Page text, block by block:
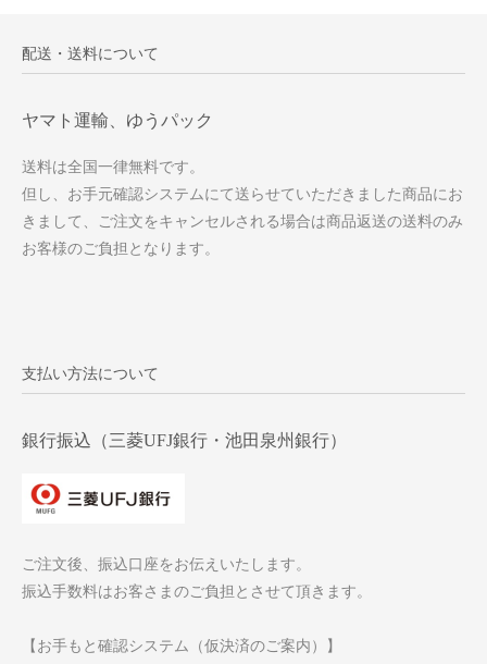
配送・送料について
ヤマト運輸、ゆうパック
送料は全国一律無料です。
但し、お手元確認システムにて送らせていただきました商品にお
きまして、ご注文をキャンセルされる場合は商品返送の送料のみ
お客様のご負担となります。
支払い方法について
銀行振込（三菱UFJ銀行・池田泉州銀行）
ご注文後、振込口座をお伝えいたします。
振込手数料はお客さまのご負担とさせて頂きます。
【お手もと確認システム（仮決済のご案内）】